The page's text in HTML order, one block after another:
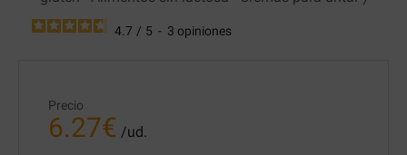
4.7 / 5 - 3 opiniones
Precio
6.27€ /ud.